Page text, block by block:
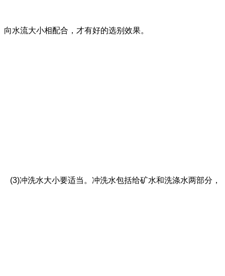
向水流大小相配合，才有好的选别效果。
(3)冲洗水大小要适当。冲洗水包括给矿水和洗涤水两部分，